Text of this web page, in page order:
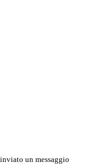
un messaggio